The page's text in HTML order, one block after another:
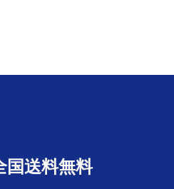
国送料無料